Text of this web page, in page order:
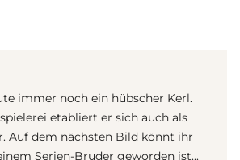
immer noch ein hübscher Kerl.
etabliert er sich auch als
Auf dem nächsten Bild könnt ihr
Serien-Bruder geworden ist...